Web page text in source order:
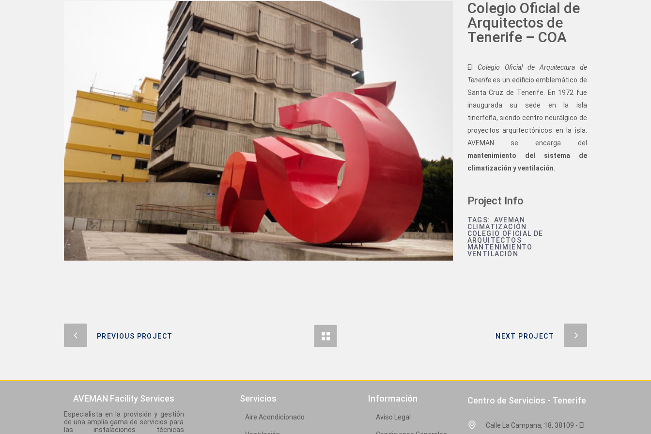
Colegio Oficial de
Arquitectos de
Tenerife – COA
El Colegio Oficial de Arquitectura de
Tenerifees un edificio emblemático de
Santa Cruz de Tenerife. En 1972 fue
inaugurada su sede en la isla
tinerfeña, siendo centro neurálgico de
proyectos arquitectónicos en la isla.
AVEMAN se encarga del
mantenimiento del sistema de
climatización y ventilación
Project Info
TAGS:
AVEMAN
CLIMATIZACIÓN
COLEGIO OFICIAL DE
ARQUITECTOS
MANTENIMIENTO
VENTILACIÓN
PREVIOUS PROJECT NEXT PROJECT
AVEMAN Facility Services
Especialista en la provisión y gestión
de una amplia gama de servicios para
las instalaciones técnicas
Servicios
Aire Acondicionado
Información
Aviso Legal
Centro de Servicios - Tenerife
Calle La Campana, 18, 38109 - El